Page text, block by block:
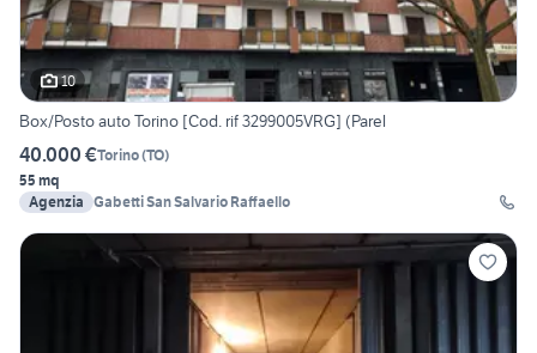
10
Box/Posto auto Torino [Cod. rif 3299005VRG] (Parel
40.000 €Torino(TO)
55 mq
Agenzia Gabetti San Salvario Raffaello